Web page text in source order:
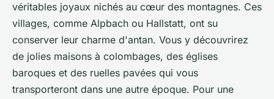
véritables joyaux nichés au cœur des montagnes. Ces
villages, comme Alpbach ou Hallstatt, ont su
conserver leur charme d'antan. Vous y découvrirez
de jolies maisons à colombages, des églises
baroques et des ruelles pavées qui vous
transporteront dans une autre époque. Pour une